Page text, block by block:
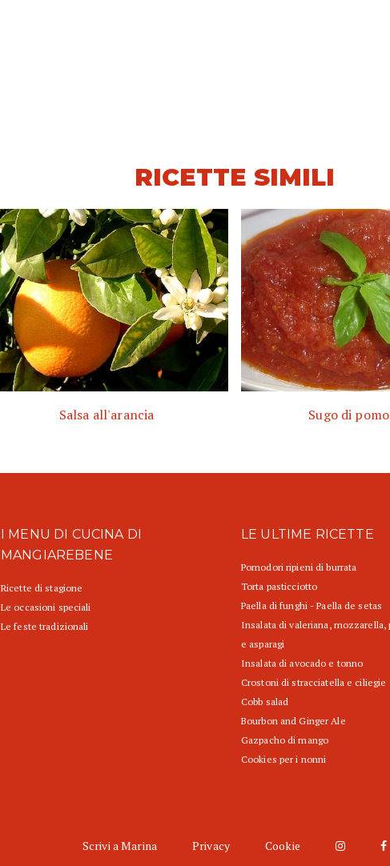
RICETTE SIMILI
Salsa all'arancia Sugo di
I MENU DI CUCINA DI
MANGIAREBENE
Ricette di stagione
Le occasioni speciali
Le feste tradizionali
LE ULTIME RICETTE
Pomodori ripieni di burrata
Torta pasticciotto
Paella di funghi - Paella de setas
Insalata di valeriana,
e asparagi
Insalata di avocado e tonno
Crostoni di stracciatella e ciliegie
Cobb salad
Bourbon and Ginger Ale
Gazpacho di mango
Cookies per i nonni
Scrivi a Marina Privacy Cookie